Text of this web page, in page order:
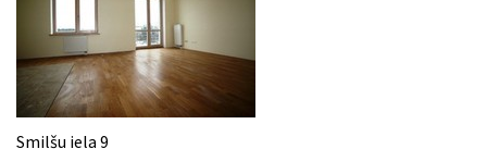
Smilšu iela 9